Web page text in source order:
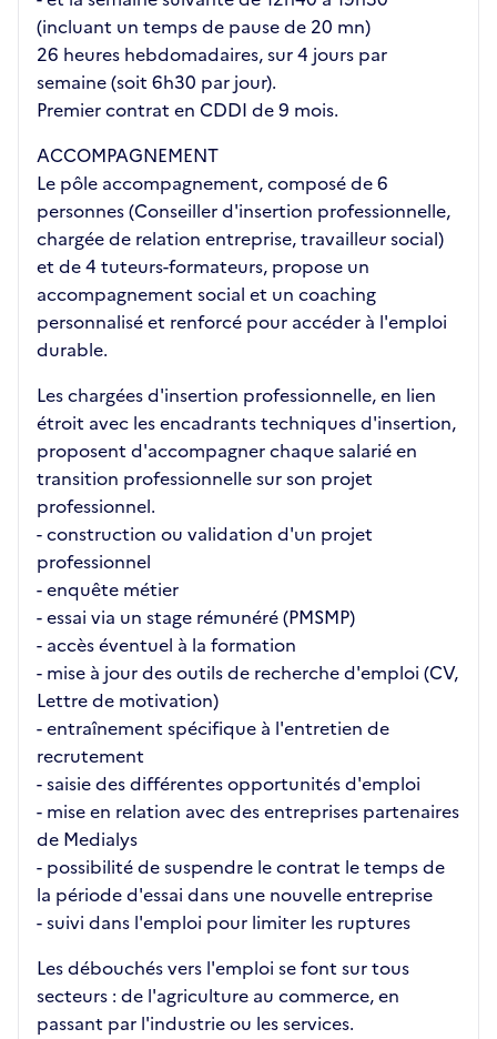
(incluant un temps de pause de 20 mn)
26 heures hebdomadaires, sur 4 jours par
semaine (soit 6h30 par jour).
Premier contrat en CDDI de 9 mois.
ACCOMPAGNEMENT
Le pôle accompagnement, composé de 6
personnes (Conseiller d'insertion professionnelle,
chargée de relation entreprise, travailleur social)
et de 4 tuteurs-formateurs, propose un
accompagnement social et un coaching
personnalisé et renforcé pour accéder à l'emploi
durable.
Les chargées d'insertion professionnelle, en lien
étroit avec les encadrants techniques d'insertion,
proposent d'accompagner chaque salarié en
transition professionnelle sur son projet
professionnel.
- construction ou validation d'un projet
professionnel
- enquête métier
- essai via un stage rémunéré (PMSMP)
- accès éventuel à la formation
- mise à jour des outils de recherche d'emploi (CV,
Lettre de motivation)
- entraînement spécifique à l'entretien de
recrutement
- saisie des différentes opportunités d'emploi
- mise en relation avec des entreprises partenaires
de Medialys
- possibilité de suspendre le contrat le temps de
la période d'essai dans une nouvelle entreprise
- suivi dans l'emploi pour limiter les ruptures
Les débouchés vers l'emploi se font sur tous
secteurs : de l'agriculture au commerce, en
passant par l'industrie ou les services.